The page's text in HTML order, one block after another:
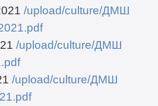
/upload/culture/ДМШ
/upload/culture/ДМШ
/upload/culture/ДМШ